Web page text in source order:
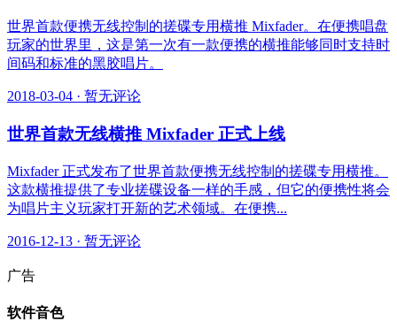
世界首款便携无线控制的搓碟专用横推 Mixfader。在便携唱盘
玩家的世界里，这是第一次有一款便携的横推能够同时支持时
间码和标准的黑胶唱片。
2018-03-04 · 暂无评论
世界首款无线横推 Mixfader 正式上线
Mixfader 正式发布了世界首款便携无线控制的搓碟专用横推。
这款横推提供了专业搓碟设备一样的手感，但它的便携性将会
为唱片主义玩家打开新的艺术领域。在便携...
2016-12-13 · 暂无评论
广告
软件音色